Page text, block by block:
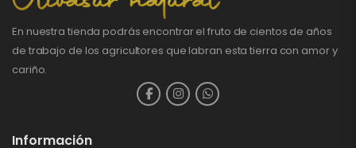
En nuestra tienda podrás encontrar el fruto de cientos de años
de trabajo de los agricultores que labran esta tierra con amor y
cariño.
Información